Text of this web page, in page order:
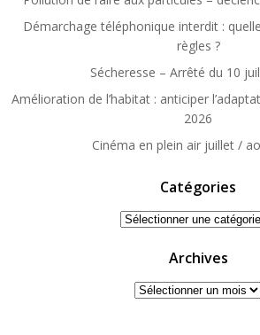
Démarchage téléphonique interdit :
règles ?
Sécheresse – Arrêté du 10
Amélioration de l’habitat : anticiper
2026
Cinéma en plein air juillet /
Catégories
Catégories
Archives
Archives